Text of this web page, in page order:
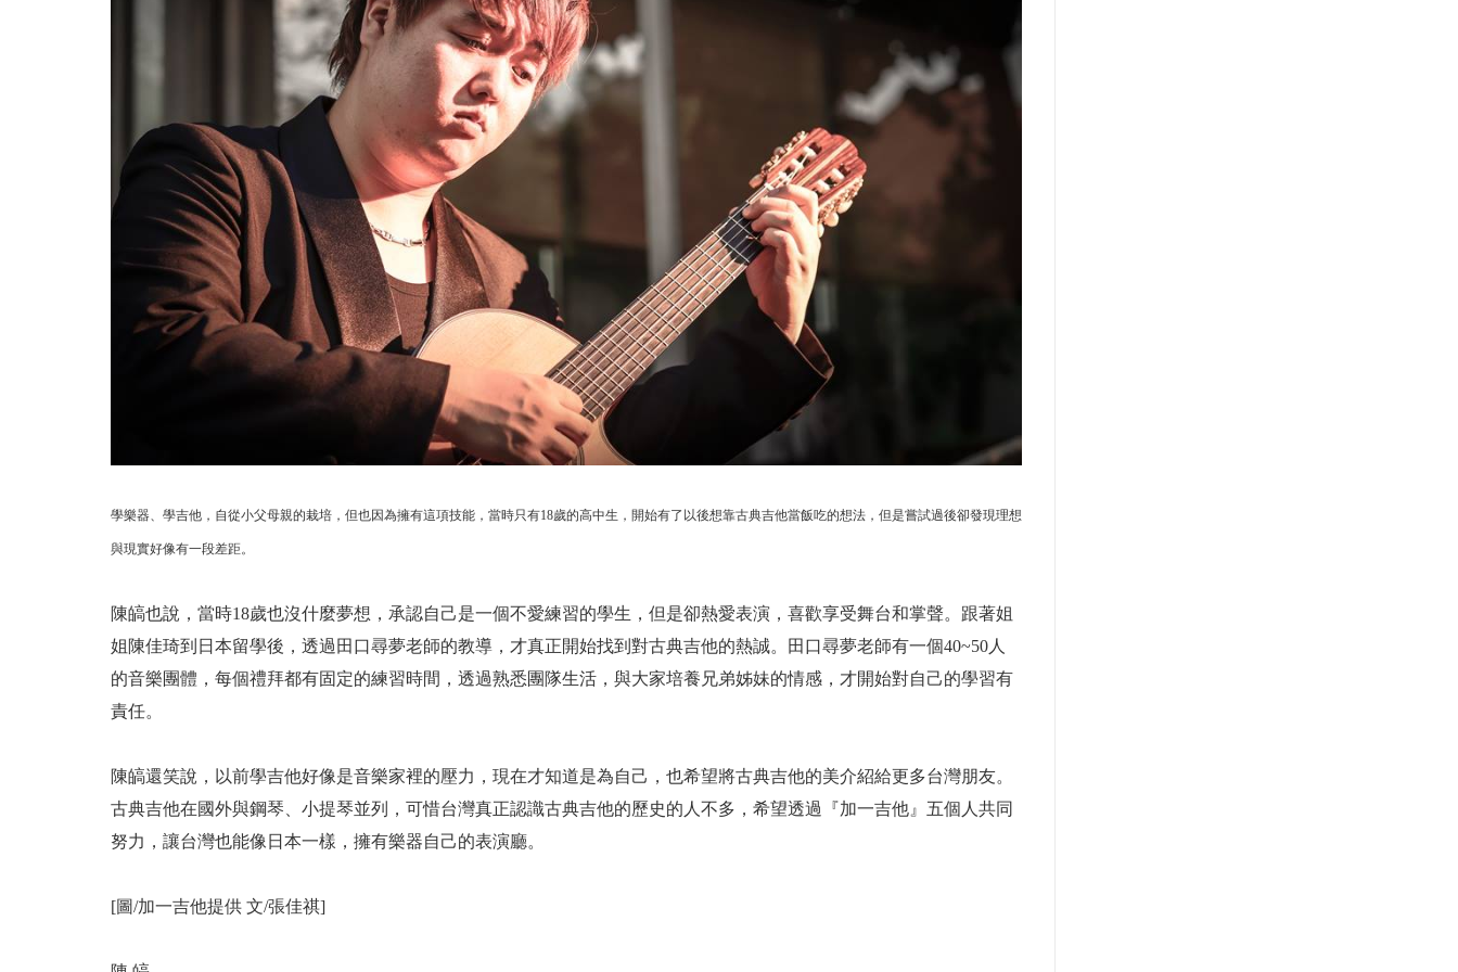
學樂器、學吉他，自從小父母親的栽培，但也因為擁有這項技能，當時只有18歲的高中生，開始有了以後想靠古典吉他當飯吃的想法，但是嘗試過後卻發現理想
與現實好像有一段差距。
陳皜也說，當時18歲也沒什麼夢想，承認自己是一個不愛練習的學生，但是卻熱愛表演，喜歡享受舞台和掌聲。跟著姐
姐陳佳琦到日本留學後，透過田口尋夢老師的教導，才真正開始找到對古典吉他的熱誠。田口尋夢老師有一個40~50人
的音樂團體，每個禮拜都有固定的練習時間，透過熟悉團隊生活，與大家培養兄弟姊妹的情感，才開始對自己的學習有
責任。
陳皜還笑說，以前學吉他好像是音樂家裡的壓力，現在才知道是為自己，也希望將古典吉他的美介紹給更多台灣朋友。
古典吉他在國外與鋼琴、小提琴並列，可惜台灣真正認識古典吉他的歷史的人不多，希望透過『加一吉他』五個人共同
努力，讓台灣也能像日本一樣，擁有樂器自己的表演廳。
[圖/加一吉他提供 文/張佳祺]